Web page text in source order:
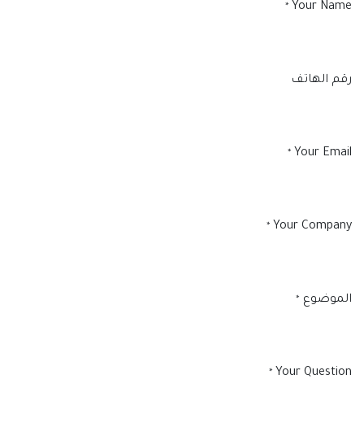
Your Name
*
رقم الهاتف
Your Email
*
Your Company
*
الموضوع *
Your Question
*